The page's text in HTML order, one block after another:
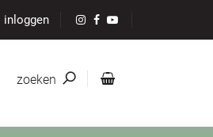
inloggen
zoeken